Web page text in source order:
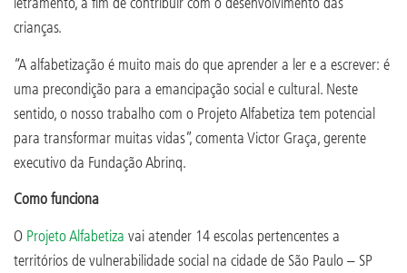
crianças.
“A alfabetização é muito mais do que aprender a ler e a escrever: é
uma precondição para a emancipação social e cultural. Neste
sentido, o nosso trabalho com o Projeto Alfabetiza tem potencial
para transformar muitas vidas”, comenta Victor Graça, gerente
executivo da Fundação Abrinq.
Como funciona
O Projeto Alfabetiza vai atender 14 escolas pertencentes a
territórios de vulnerabilidade social na cidade de São Paulo – SP